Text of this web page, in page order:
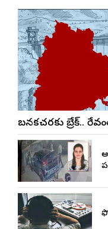
బనకచర్లకు బ్రేక్..